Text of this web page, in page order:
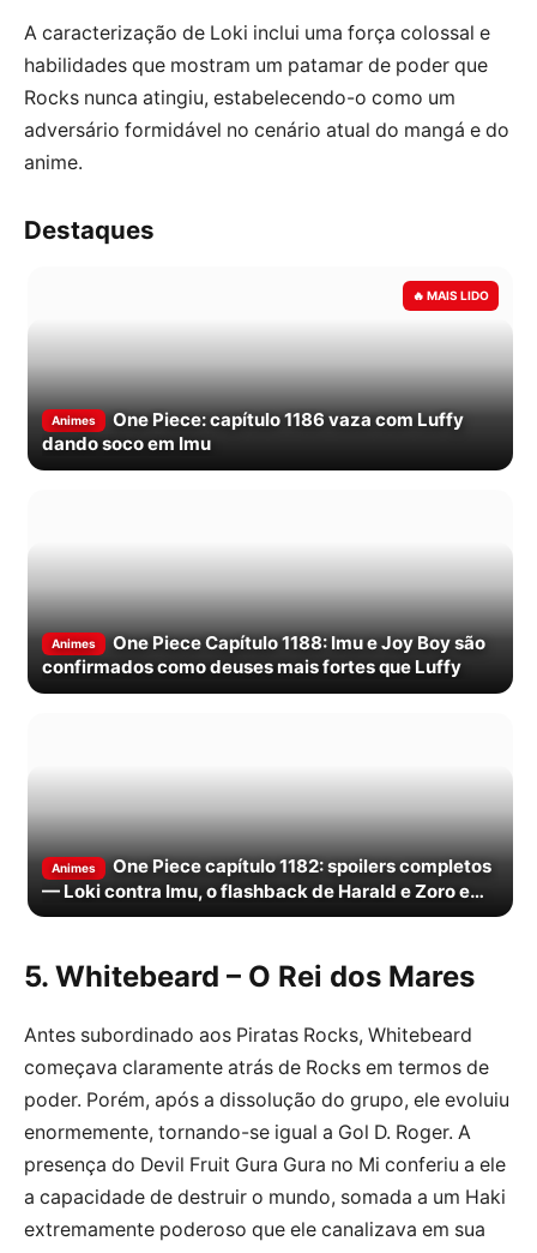
A caracterização de Loki inclui uma força colossal e
habilidades que mostram um patamar de poder que
Rocks nunca atingiu, estabelecendo-o como um
adversário formidável no cenário atual do mangá e do
anime.
Destaques
Animes
One Piece: capítulo 1186 vaza com Luffy
dando soco em Imu
Animes
One Piece Capítulo 1188: Imu e Joy Boy são
confirmados como deuses mais fortes que Luffy
Animes
One Piece capítulo 1182: spoilers completos
— Loki contra Imu, o flashback de Harald e Zoro e
Sanji de pé
5. Whitebeard – O Rei dos Mares
Antes subordinado aos Piratas Rocks, Whitebeard
começava claramente atrás de Rocks em termos de
poder. Porém, após a dissolução do grupo, ele evoluiu
enormemente, tornando-se igual a Gol D. Roger. A
presença do Devil Fruit Gura Gura no Mi conferiu a ele
a capacidade de destruir o mundo, somada a um Haki
extremamente poderoso que ele canalizava em sua